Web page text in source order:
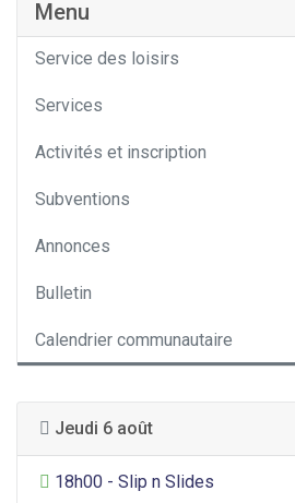
Menu
Service des loisirs
Services
Activités et inscription
Subventions
Annonces
Bulletin
Calendrier communautaire
Jeudi 6 août
Divertissement général
18h00 - Slip n Slides